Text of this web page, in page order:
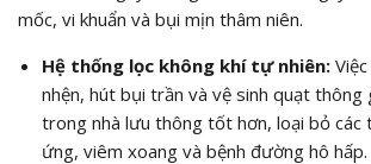
mốc, vi khuẩn và bụi mịn thâm niên.
Hệ thống lọc không khí tự nhiên:Việc
nhện, hút bụi trần và vệ sinh quạt thông
trong nhà lưu thông tốt hơn, loại bỏ các
ứng, viêm xoang và bệnh đường hô hấp.